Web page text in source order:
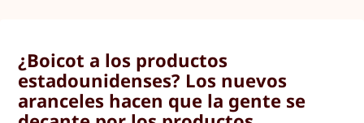
¿Boicot a los productos
estadounidenses? Los nuevos
aranceles hacen que la gente se